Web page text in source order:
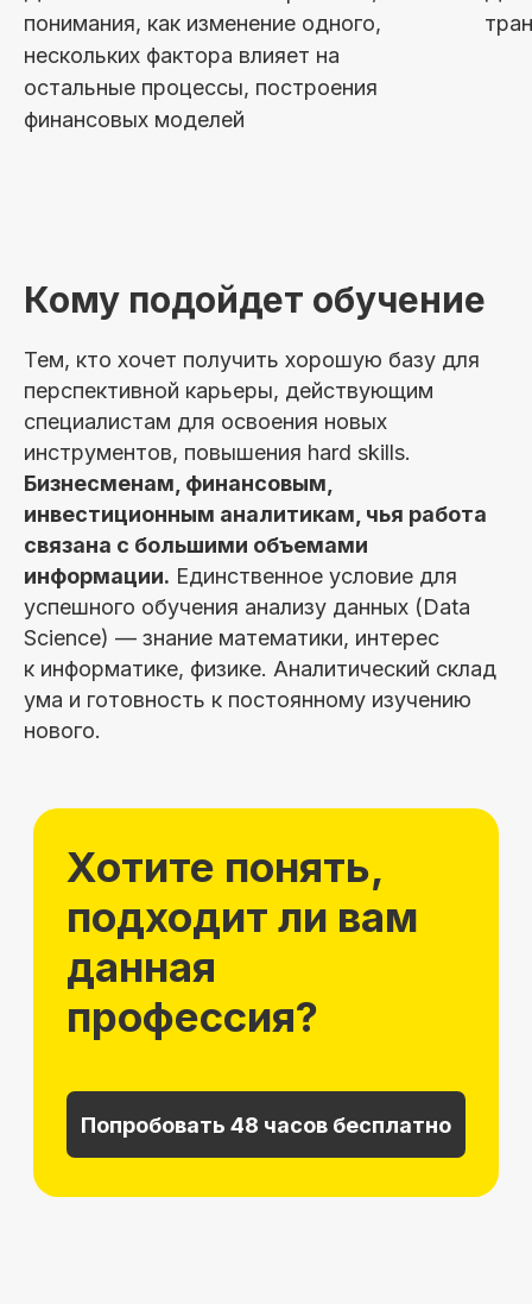
понимания, как изменение одного,
нескольких фактора влияет на
остальные процессы, построения
финансовых моделей
Кому подойдет обучение
Тем, кто хочет получить хорошую базу для
перспективной карьеры, действующим
специалистам для освоения новых
инструментов, повышения hard skills.
Бизнесменам, финансовым,
инвестиционным аналитикам, чья работа
связана с большими объемами
информации. Единственное условие для
успешного обучения анализу данных (Data
Science) — знание математики, интерес
к информатике, физике. Аналитический склад
ума и готовность к постоянному изучению
нового.
10 модулей за 5 месяцев 40 практических заданий